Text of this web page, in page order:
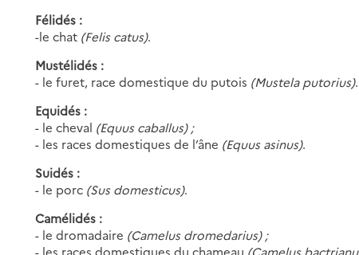
Félidés :
-le chat (Felis catus).
Mustélidés :
- le furet, race domestique du putois (Mustela putorius).
Equidés :
- le cheval (Equus caballus) ;
- les races domestiques de l’âne (Equus asinus).
Suidés :
- le porc (Sus domesticus).
Camélidés :
- le dromadaire (Camelus dromedarius) ;
- les races domestiques du chameau (Camelus